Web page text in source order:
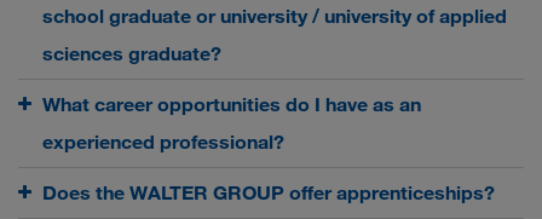
school graduate or university / university of applied
sciences graduate?
What career opportunities do I have as an
experienced professional?
Does the WALTER GROUP offer apprenticeships?